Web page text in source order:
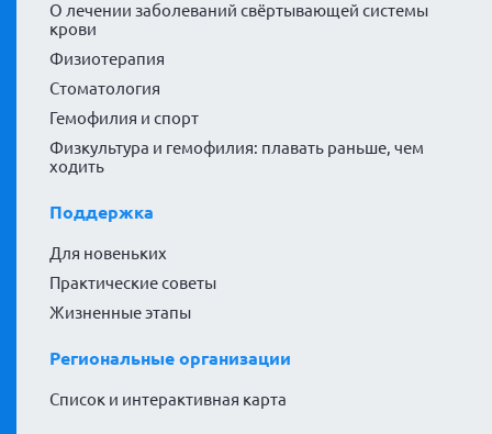
О лечении заболеваний свёртывающей системы
крови
Физиотерапия
Стоматология
Гемофилия и спорт
Физкультура и гемофилия: плавать раньше, чем
ходить
Поддержка
Для новеньких
Практические советы
Жизненные этапы
Региональные организации
Список и интерактивная карта